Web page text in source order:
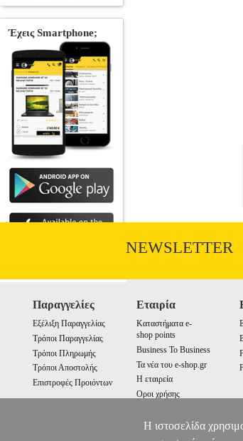
NEWSLETTER
Παραγγελίες
Εξέλιξη Παραγγελίας
Τρόποι Παραγγελίας
Τρόποι Πληρωμής
Τρόποι Αποστολής
Επιστροφές Προιόντων
Εταιρία
Καταστήματα e-
shop points
Business To Business
Τα νέα του e-shop.gr
Η εταιρεία
Οροι χρήσης
Η ιστοσελίδα